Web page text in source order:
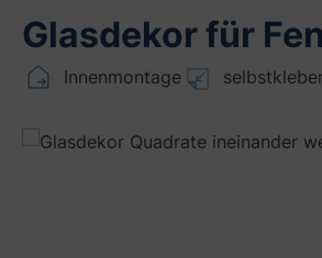
Bildergalerie überspringen
Glasdekor für
Innenmontage